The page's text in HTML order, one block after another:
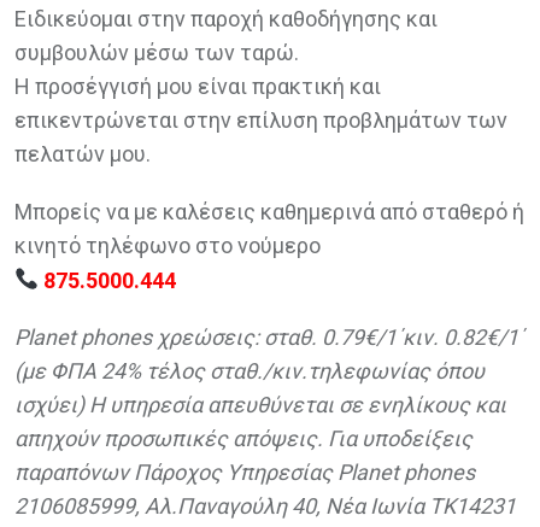
Ειδικεύομαι στην παροχή καθοδήγησης και
συμβουλών μέσω των ταρώ.
Η προσέγγισή μου είναι πρακτική και
επικεντρώνεται στην επίλυση προβλημάτων των
πελατών μου.
Μπορείς να με καλέσεις καθημερινά από σταθερό ή
κινητό τηλέφωνο στο νούμερο
875.5000.444
Planet phones χρεώσεις: σταθ. 0.79€/1΄κιν. 0.82€/1΄
(με ΦΠΑ 24% τέλος σταθ./κιν.τηλεφωνίας όπου
ισχύει) Η υπηρεσία απευθύνεται σε ενηλίκους και
απηχούν προσωπικές απόψεις. Για υποδείξεις
παραπόνων Πάροχος Υπηρεσίας Planet phones
2106085999, Αλ.Παναγούλη 40, Νέα Ιωνία TK14231